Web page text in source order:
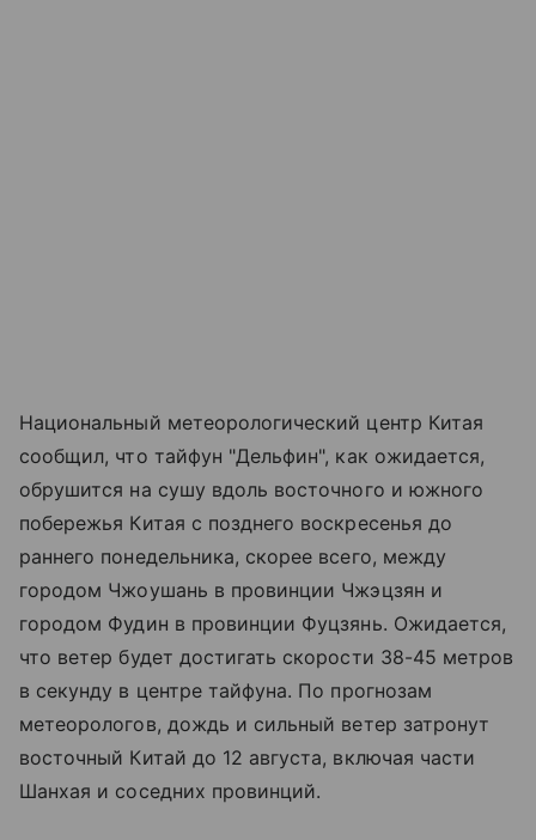
Национальный метеорологический центр Китая
сообщил, что тайфун "Дельфин", как ожидается,
обрушится на сушу вдоль восточного и южного
побережья Китая с позднего воскресенья до
раннего понедельника, скорее всего, между
городом Чжоушань в провинции Чжэцзян и
городом Фудин в провинции Фуцзянь. Ожидается,
что ветер будет достигать скорости 38-45 метров
в секунду в центре тайфуна. По прогнозам
метеорологов, дождь и сильный ветер затронут
восточный Китай до 12 августа, включая части
Шанхая и соседних провинций.